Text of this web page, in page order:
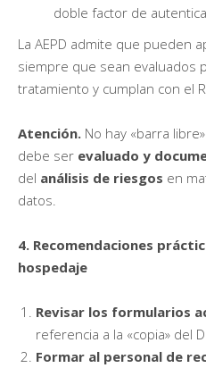
doble factor de
La AEPD admite que pueden
siempre que sean evaluados
tratamiento y cumplan con el
Atención. No hay «barra
debe ser evaluado y
del análisis de riesgos en
datos.
4. Recomendaciones
hospedaje
Revisar los formularios
referencia a la «copia» del
Formar al personal de